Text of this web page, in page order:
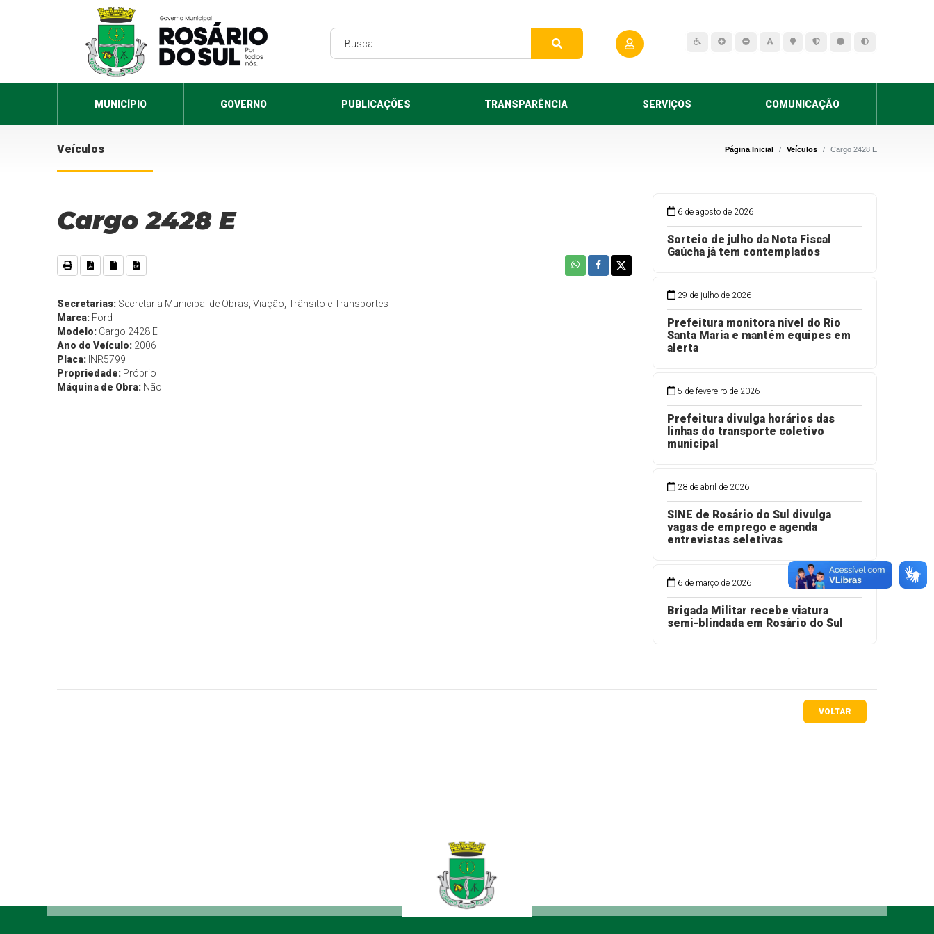
MUNICÍPIO GOVERNO PUBLICAÇÕES TRANSPARÊNCIA SERVIÇOS COMUNICAÇÃO
Veículos Página Inicial Veículos Cargo 2428 E
Cargo 2428 E
Secretarias: Secretaria Municipal de Obras, Viação, Trânsito e Transportes
Marca: Ford
Modelo: Cargo 2428 E
Ano do Veículo: 2006
Placa: INR5799
Propriedade: Próprio
Máquina de Obra: Não
6 de agosto de 2026
Sorteio de julho da Nota Fiscal
Gaúcha já tem contemplados
29 de julho de 2026
Prefeitura monitora nível do Rio
Santa Maria e mantém equipes em
alerta
5 de fevereiro de 2026
Prefeitura divulga horários das
linhas do transporte coletivo
municipal
28 de abril de 2026
SINE de Rosário do Sul divulga
vagas de emprego e agenda
entrevistas seletivas
6 de março de 2026
Brigada Militar recebe viatura
semi-blindada em Rosário do Sul
VOLTAR